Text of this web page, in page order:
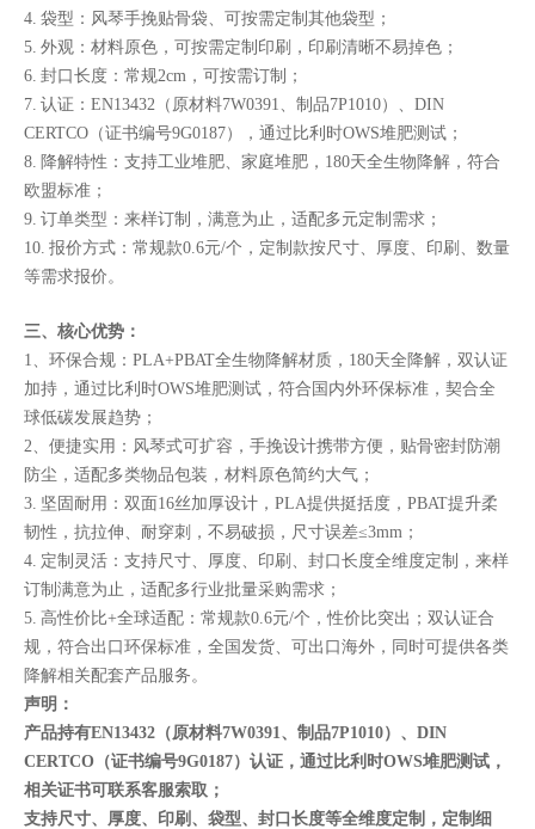
4. 袋型：风琴手挽贴骨袋、可按需定制其他袋型；
5. 外观：材料原色，可按需定制印刷，印刷清晰不易掉色；
6. 封口长度：常规2cm，可按需订制；
7. 认证：EN13432（原材料7W0391、制品7P1010）、DIN
CERTCO（证书编号9G0187），通过比利时OWS堆肥测试；
8. 降解特性：支持工业堆肥、家庭堆肥，180天全生物降解，符合
欧盟标准；
9. 订单类型：来样订制，满意为止，适配多元定制需求；
10. 报价方式：常规款0.6元/个，定制款按尺寸、厚度、印刷、数量
等需求报价。
三、核心优势：
1、环保合规：PLA+PBAT全生物降解材质，180天全降解，双认证
加持，通过比利时OWS堆肥测试，符合国内外环保标准，契合全
球低碳发展趋势；
2、便捷实用：风琴式可扩容，手挽设计携带方便，贴骨密封防潮
防尘，适配多类物品包装，材料原色简约大气；
3. 坚固耐用：双面16丝加厚设计，PLA提供挺括度，PBAT提升柔
韧性，抗拉伸、耐穿刺，不易破损，尺寸误差≤3mm；
4. 定制灵活：支持尺寸、厚度、印刷、封口长度全维度定制，来样
订制满意为止，适配多行业批量采购需求；
5. 高性价比+全球适配：常规款0.6元/个，性价比突出；双认证合
规，符合出口环保标准，全国发货、可出口海外，同时可提供各类
降解相关配套产品服务。
声明：
产品持有EN13432（原材料7W0391、制品7P1010）、DIN
CERTCO（证书编号9G0187）认证，通过比利时OWS堆肥测试，
相关证书可联系客服索取；
支持尺寸、厚度、印刷、袋型、封口长度等全维度定制，定制细